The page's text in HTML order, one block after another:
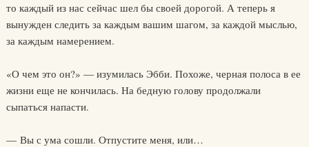
то каждый из нас сейчас шел бы своей дорогой. А теперь я
вынужден следить за каждым вашим шагом, за каждой мыслью,
за каждым намерением.
«О чем это он?» — изумилась Эбби. Похоже, черная полоса в ее
жизни еще не кончилась. На бедную голову продолжали
сыпаться напасти.
— Вы с ума сошли. Отпустите меня, или…